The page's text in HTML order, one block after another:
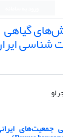
گیاهی
شناسی
جمعیت‌های